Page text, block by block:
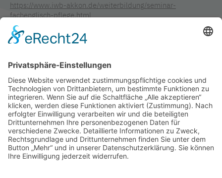
https://www.iwb-akkon.de/weiterbildung/seminar-
fachenglisch-pflege.html
Ansprechpartnerin:
Nouria Ali-Tani, Tel.: +49 30 809 2332-33, Mail:
nouria.alitani@akkon-hochschule.de
TAGS IN DIESEM ARTIKEL
PFLEGE VERANSTALTUNG WEITERBILDUNG